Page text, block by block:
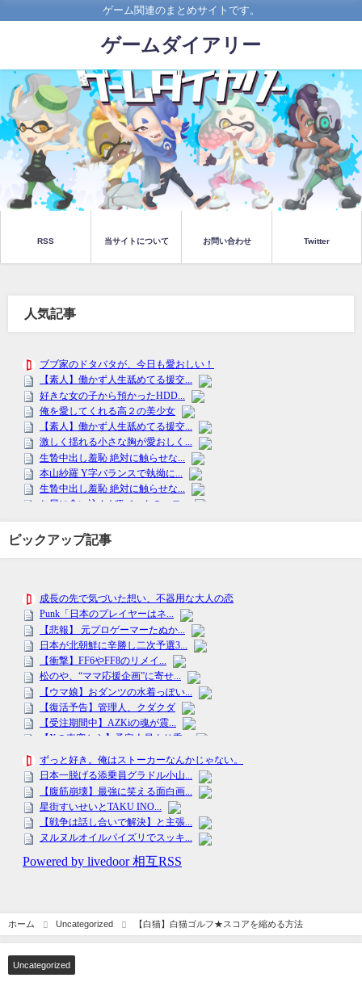
ゲーム関連のまとめサイトです。
ゲームダイアリー
RSS 当サイトについて お問い合わせ Twitter
人気記事
ピックアップ記事
ホーム Uncategorized 【白猫】白猫ゴルフ★スコアを縮める方法
Uncategorized